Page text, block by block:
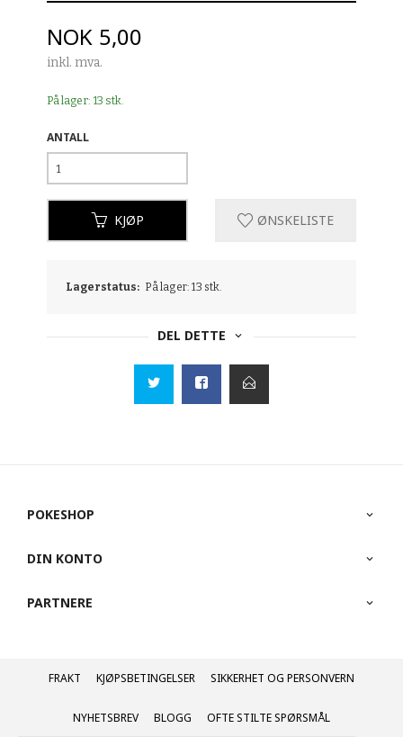
Pris
NOK 5,00
inkl. mva.
På lager: 13 stk.
ANTALL
KJØP ØNSKELISTE
Lagerstatus: På lager: 13 stk.
DEL DETTE
POKESHOP
DIN KONTO
PARTNERE
FRAKT KJØPSBETINGELSER SIKKERHET OG PERSONVERN
NYHETSBREV BLOGG OFTE STILTE SPØRSMÅL